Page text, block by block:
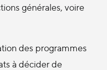
générales, voire
des programmes
à décider de